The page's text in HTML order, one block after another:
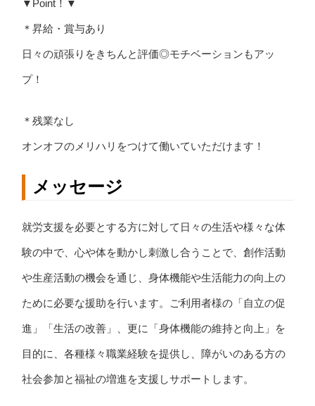
▼Point！▼
＊昇給・賞与あり
日々の頑張りをきちんと評価◎モチベーションもアッ
プ！
＊残業なし
オンオフのメリハリをつけて働いていただけます！
メッセージ
就労支援を必要とする方に対して日々の生活や様々な体
験の中で、心や体を動かし刺激し合うことで、創作活動
や生産活動の機会を通じ、身体機能や生活能力の向上の
ために必要な援助を行います。ご利用者様の「自立の促
進」「生活の改善」、更に「身体機能の維持と向上」を
目的に、各種様々職業経験を提供し、障がいのある方の
社会参加と福祉の増進を支援しサポートします。